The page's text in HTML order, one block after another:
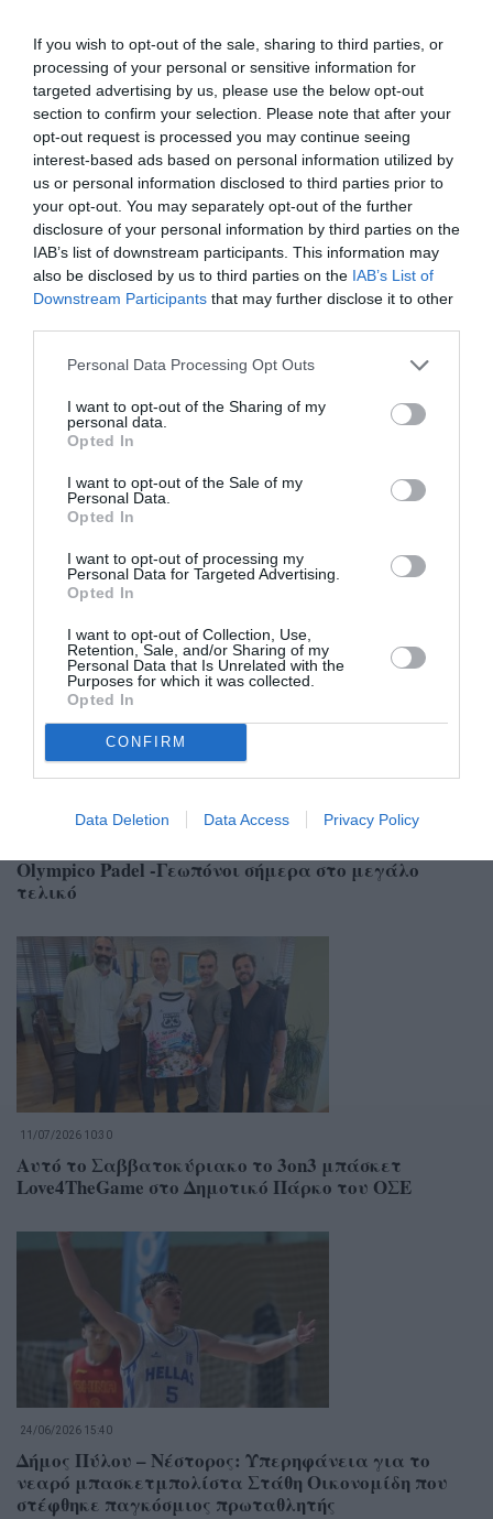
If you wish to opt-out of the sale, sharing to third parties, or
processing of your personal or sensitive information for
targeted advertising by us, please use the below opt-out
section to confirm your selection. Please note that after your
opt-out request is processed you may continue seeing
interest-based ads based on personal information utilized by
us or personal information disclosed to third parties prior to
your opt-out. You may separately opt-out of the further
disclosure of your personal information by third parties on the
IAB’s list of downstream participants. This information may
also be disclosed by us to third parties on the IAB’s List of
Downstream Participants that may further disclose it to other
Personal Data Processing Opt Outs
I want to opt-out of the Sharing of my
personal data.
Opted In
I want to opt-out of the Sale of my
Personal Data.
Opted In
I want to opt-out of processing my
Personal Data for Targeted Advertising.
Opted In
I want to opt-out of Collection, Use,
Retention, Sale, and/or Sharing of my
Personal Data that Is Unrelated with the
Purposes for which it was collected.
Opted In
CONFIRM
Data Deletion Data Access Privacy Policy
Σχετικά Άρθρα
13/07/2026 09:30
Olympico Padel -Γεωπόνοι σήμερα στο μεγάλο
τελικό
11/07/2026 10:30
Αυτό το Σαββατοκύριακο το 3on3 μπάσκετ
Love4TheGame στο Δημοτικό Πάρκο του ΟΣΕ
24/06/2026 15:40
Δήμος Πύλου – Νέστορος: Υπερηφάνεια για το
νεαρό μπασκετμπολίστα Στάθη Οικονομίδη που
στέφθηκε παγκόσμιος πρωταθλητής